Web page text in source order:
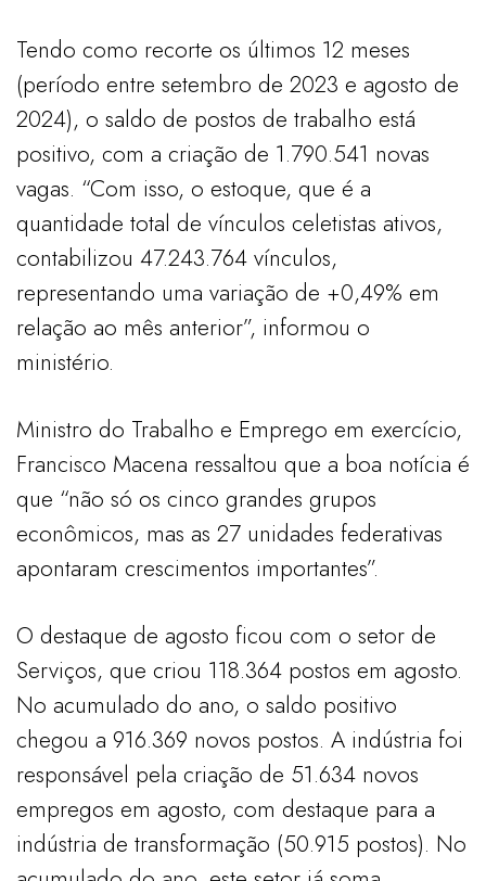
Tendo como recorte os últimos 12 meses
(período entre setembro de 2023 e agosto de
2024), o saldo de postos de trabalho está
positivo, com a criação de 1.790.541 novas
vagas. “Com isso, o estoque, que é a
quantidade total de vínculos celetistas ativos,
contabilizou 47.243.764 vínculos,
representando uma variação de +0,49% em
relação ao mês anterior”, informou o
ministério.
Ministro do Trabalho e Emprego em exercício,
Francisco Macena ressaltou que a boa notícia é
que “não só os cinco grandes grupos
econômicos, mas as 27 unidades federativas
apontaram crescimentos importantes”.
O destaque de agosto ficou com o setor de
Serviços, que criou 118.364 postos em agosto.
No acumulado do ano, o saldo positivo
chegou a 916.369 novos postos. A indústria foi
responsável pela criação de 51.634 novos
empregos em agosto, com destaque para a
indústria de transformação (50.915 postos). No